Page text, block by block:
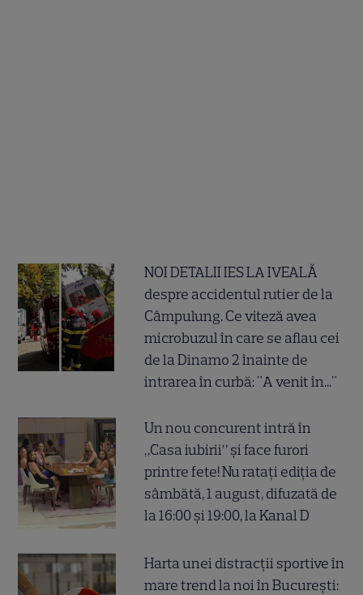
NOI DETALII IES LA IVEALĂ
despre accidentul rutier de la
Câmpulung. Ce viteză avea
microbuzul în care se aflau cei
de la Dinamo 2 înainte de
intrarea în curbă: "A venit în..."
Un nou concurent intră în
„Casa iubirii” și face furori
printre fete! Nu ratați ediția de
sâmbătă, 1 august, difuzată de
la 16:00 și 19:00, la Kanal D
Harta unei distracții sportive în
mare trend la noi în București: